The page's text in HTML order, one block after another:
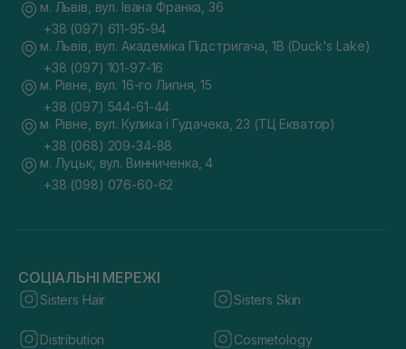
м. Львів, вул. Івана Франка, 36
+38 (097) 611-95-94
м. Львів, вул. Академіка Підстригача, 1В (Duck's Lake)
+38 (097) 101-97-16
м. Рівне, вул. 16-го Липня, 15
+38 (097) 544-61-44
м. Рівне, вул. Кулика і Гудачека, 23 (ТЦ Екватор)
+38 (068) 209-34-88
м. Луцьк, вул. Винниченка, 4
+38 (098) 076-60-62
СОЦІАЛЬНІ МЕРЕЖІ
Sisters Hair Sisters Skin
Distribution Cosmetology